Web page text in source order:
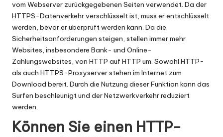
vom Webserver zurückgegebenen Seiten verwendet. Da der
HTTPS-Datenverkehr verschlüsselt ist, muss er entschlüsselt
werden, bevor er überprüft werden kann. Da die
Sicherheitsanforderungen steigen, stellen immer mehr
Websites, insbesondere Bank- und Online-
Zahlungswebsites, von HTTP auf HTTP um. Sowohl HTTP-
als auch HTTPS-Proxyserver stehen im Internet zum
Download bereit. Durch die Nutzung dieser Funktion kann das
Surfen beschleunigt und der Netzwerkverkehr reduziert
werden.
Können Sie einen HTTP-